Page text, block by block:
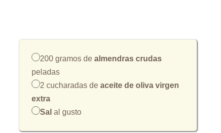
200 gramos de almendras crudas
peladas
2 cucharadas de aceite de oliva virgen
extra
Sal al gusto